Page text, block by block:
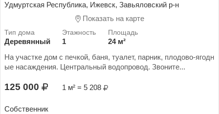
Удмуртская Республика, Ижевск, Завьяловский р-н
Показать на карте
Деревянный 1
24 м²
На участке дом с печкой, баня, туалет, парник, плодово-ягодн
ые насаждения. Центральный водопровод. Звоните...
125 000 1 м² = 5 208
Собственник